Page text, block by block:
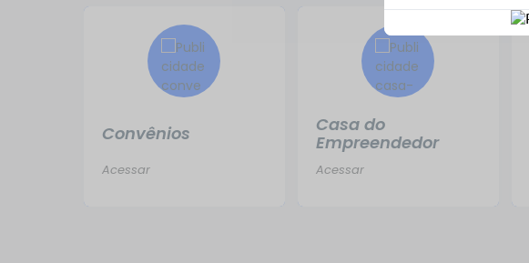
Convênios
Acessar
Casa do
Empreendedor
Acessar